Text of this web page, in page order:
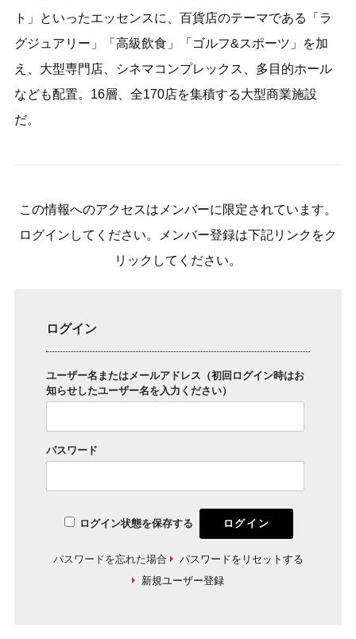
ト」といったエッセンスに、百貨店のテーマである「ラ
グジュアリー」「高級飲食」「ゴルフ&スポーツ」を加
え、大型専門店、シネマコンプレックス、多目的ホール
なども配置。16層、全170店を集積する大型商業施設
だ。
この情報へのアクセスはメンバーに限定されています。
ログインしてください。メンバー登録は下記リンクをク
リックしてください。
ログイン
ユーザー名またはメールアドレス（初回ログイン時はお
知らせしたユーザー名を入力ください）
パスワード
ログイン状態を保存する
パスワードを忘れた場合
パスワードをリセットする
新規ユーザー登録